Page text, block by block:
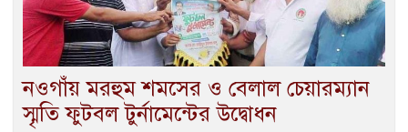
নওগাঁয় মরহুম শমসের ও বেলাল চেয়ারম্যান
স্মৃতি ফুটবল টুর্নামেন্টের উদ্বোধন